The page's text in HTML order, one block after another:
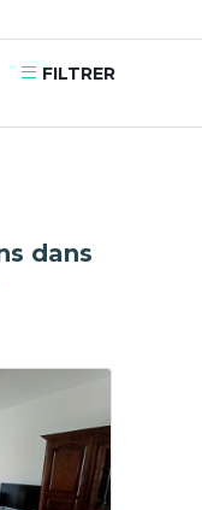
FILTRER
dans